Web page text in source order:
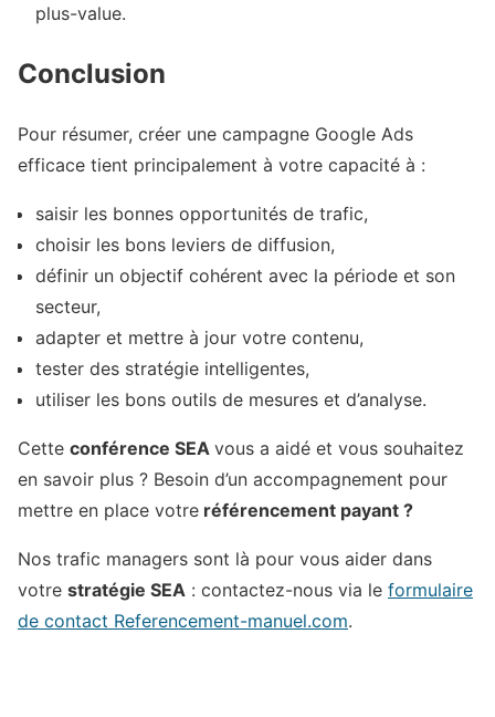
plus-value.
Conclusion
Pour résumer, créer une campagne Google Ads
efficace tient principalement à votre capacité à :
saisir les bonnes opportunités de trafic,
choisir les bons leviers de diffusion,
définir un objectif cohérent avec la période et son
secteur,
adapter et mettre à jour votre contenu,
tester des stratégie intelligentes,
utiliser les bons outils de mesures et d’analyse.
Cette conférence SEA vous a aidé et vous souhaitez
en savoir plus ? Besoin d’un accompagnement pour
mettre en place votre référencement payant ?
Nos trafic managers sont là pour vous aider dans
votre stratégie SEA : contactez-nous via le formulaire
de contact Referencement-manuel.com.